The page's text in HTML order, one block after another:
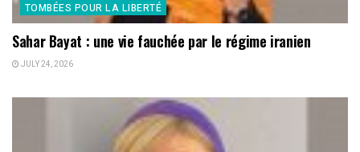
TOMBÉES POUR LA LIBERTÉ
Sahar Bayat : une vie fauchée par le régime iranien
JULY 24, 2026